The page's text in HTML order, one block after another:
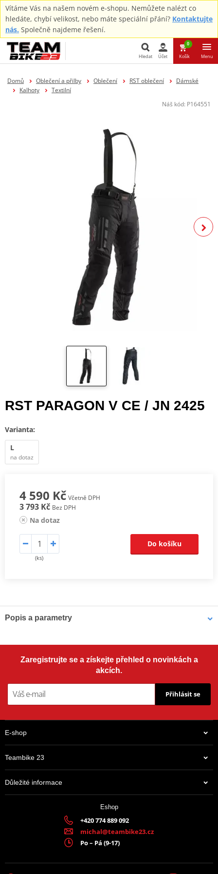
Vítáme Vás na našem novém e-shopu. Nemůžete nalézt co
hledáte, chybí velikost, nebo máte speciální přání? Kontaktujte
nás. Společně najdeme řešení.
Hledat
Hledat Účet
0
Košík Menu
Domů Oblečení a přilby Oblečení RST oblečení
Dámské
Kalhoty
Textilní
Náš kód: P164551
RST PARAGON V CE / JN 2425
Varianta:
L
na dotaz
4 590 Kč Včetně DPH
3 793 Kč Bez DPH
Na dotaz
(ks)
Do košíku
Popis a parametry
motorkářka:ochranu,bezpečnost, pohodlía ještě u toho všeho
dobře vypadat.
Balistického nylonu.
prodyšnou membránou
Sinaqua. Díky tomu máte voděodolnou
mátekomfort i v těch nejhorších podmínkách.
Zaregistrujte se a získejte přehled o novinkách a
akcích.
Přihlásit se
E-shop
Teambike 23
Důležité informace
Eshop
+420 774 889 092
michal@teambike23.cz
Po – Pá (9-17)